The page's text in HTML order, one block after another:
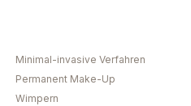
Minimal-invasive Verfahren
Permanent Make-Up
Wimpern